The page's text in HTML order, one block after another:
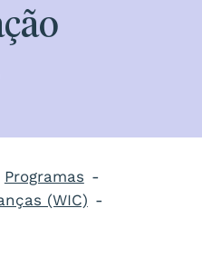
Programas
(WIC)